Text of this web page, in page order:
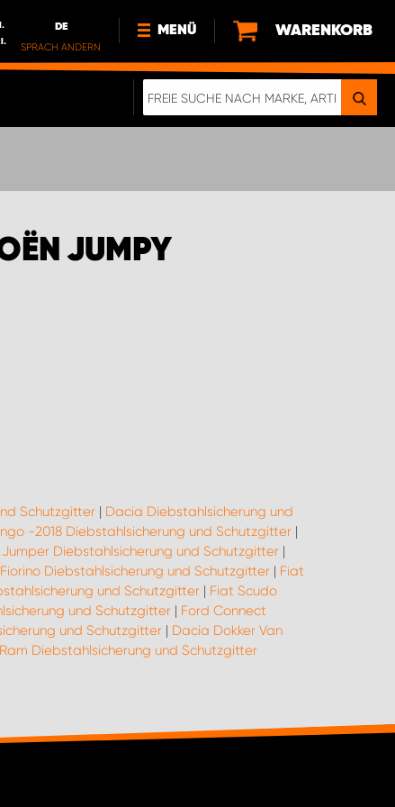
DE
SPRACH ÄNDERN
MENÜ
NEWS
WARENKORB
JUMPY
Schutzgitter| Dacia Diebstahlsicherung und
-2018 Diebstahlsicherung und Schutzgitter |
Diebstahlsicherung und Schutzgitter |
Diebstahlsicherung und Schutzgitter | Fiat
und Schutzgitter| Fiat Scudo
und Schutzgitter | Ford Connect
und Schutzgitter| Dacia Dokker Van
Diebstahlsicherung und Schutzgitter